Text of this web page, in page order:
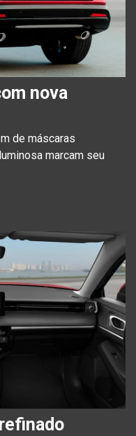
nova
de máscaras
marcam seu